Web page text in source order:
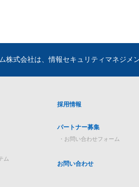
株式会社は、情報セキュリティマネジメ
ム
採用情報
パートナー募集
お問い合わせフォーム
お問い合わせ